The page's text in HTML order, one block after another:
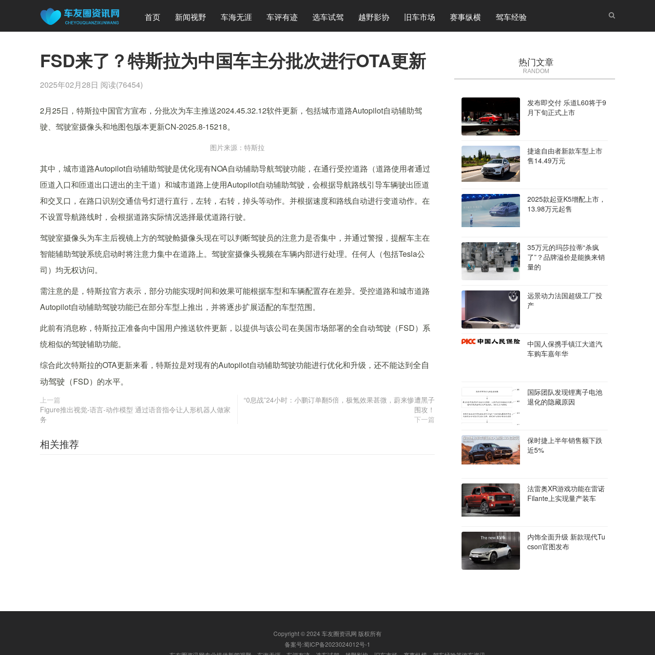
首页 新闻视野 车海无涯 车评有迹 选车试驾 越野影协 旧车市场 赛事纵横 驾车经验
FSD来了？特斯拉为中国车主分批次进行OTA更新
2025年02月28日 阅读(76454)
2月25日，特斯拉中国官方宣布，分批次为车主推送2024.45.32.12软件更新，包括城市道路Autopilot自动辅助驾
驶、驾驶室摄像头和地图包版本更新CN-2025.8-15218。
图片来源：特斯拉
其中，城市道路Autopilot自动辅助驾驶是优化现有NOA自动辅助导航驾驶功能，在通行受控道路（道路使用者通过
匝道入口和匝道出口进出的主干道）和城市道路上使用Autopilot自动辅助驾驶，会根据导航路线引导车辆驶出匝道
和交叉口，在路口识别交通信号灯进行直行，左转，右转，掉头等动作。并根据速度和路线自动进行变道动作。在
不设置导航路线时，会根据道路实际情况选择最优道路行驶。
驾驶室摄像头为车主后视镜上方的驾驶舱摄像头现在可以判断驾驶员的注意力是否集中，并通过警报，提醒车主在
智能辅助驾驶系统启动时将注意力集中在道路上。驾驶室摄像头视频在车辆内部进行处理。任何人（包括Tesla公
司）均无权访问。
需注意的是，特斯拉官方表示，部分功能实现时间和效果可能根据车型和车辆配置存在差异。受控道路和城市道路
Autopilot自动辅助驾驶功能已在部分车型上推出，并将逐步扩展适配的车型范围。
此前有消息称，特斯拉正准备向中国用户推送软件更新，以提供与该公司在美国市场部署的全自动驾驶（FSD）系
统相似的驾驶辅助功能。
综合此次特斯拉的OTA更新来看，特斯拉是对现有的Autopilot自动辅助驾驶功能进行优化和升级，还不能达到全自
动驾驶（FSD）的水平。
上一篇
Figure推出视觉-语言-动作模型 通过语音指令让人形机器人做家
务
“0息战”24小时：小鹏订单翻5倍，极氪效果甚微，蔚来惨遭黑子
围攻！
下一篇
相关推荐
热门文章
RANDOM
发布即交付 乐道L60将于9
月下旬正式上市
捷途自由者新款车型上市
售14.49万元
2025款起亚K5增配上市，
13.98万元起售
35万元的玛莎拉蒂“杀疯
了”？品牌溢价是能换来销
量的
远景动力法国超级工厂投
产
中国人保携手镇江大道汽
车购车嘉年华
国际团队发现锂离子电池
退化的隐藏原因
保时捷上半年销售额下跌
近5%
法雷奥XR游戏功能在雷诺
Filante上实现量产装车
内饰全面升级 新款现代Tu
cson官图发布
Copyright © 2024 车友圈资讯网 版权所有
备案号:蜀ICP备2023024012号-1